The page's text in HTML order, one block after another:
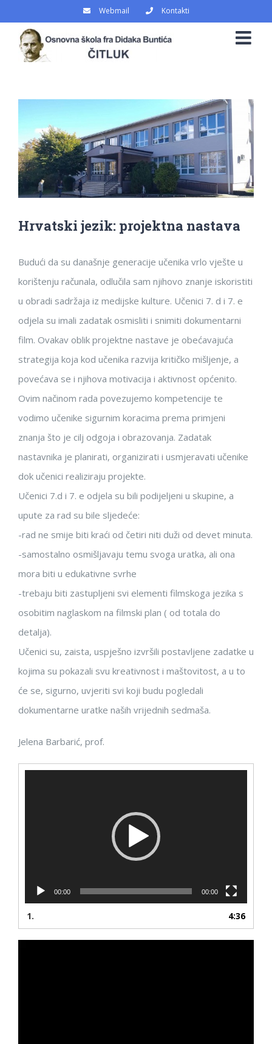
content
Webmail Kontakti
Larger
Image
Hrvatski jezik: projektna nastava
Budući da su današnje generacije učenika vrlo vješte u
korištenju računala, odlučila sam njihovo znanje iskoristiti
u obradi sadržaja iz medijske kulture. Učenici 7. d i 7. e
odjela su imali zadatak osmisliti i snimiti dokumentarni
film. Ovakav oblik projektne nastave je obećavajuća
strategija koja kod učenika razvija kritičko mišljenje, a
povećava se i njihova motivacija i aktivnost općenito.
Ovim načinom rada povezujemo kompetencije te
vodimo učenike sigurnim koracima prema primjeni
znanja što je cilj odgoja i obrazovanja. Zadatak
nastavnika je planirati, organizirati i usmjeravati učenike
dok učenici realiziraju projekte.
Učenici 7.d i 7. e odjela su bili podijeljeni u skupine, a
upute za rad su bile sljedeće:
-rad ne smije biti kraći od četiri niti duži od devet minuta.
-samostalno osmišljavaju temu svoga uratka, ali ona
mora biti u edukativne svrhe
-trebaju biti zastupljeni svi elementi filmskoga jezika s
osobitim naglaskom na filmski plan ( od totala do
detalja).
Učenici su, zaista, uspješno izvršili postavljene zadatke u
kojima su pokazali svu kreativnost i maštovitost, a u to
će se, sigurno, uvjeriti svi koji budu pogledali
dokumentarne uratke naših vrijednih sedmaša.
Jelena Barbarić, prof.
00:00 00:00
1. 4:36